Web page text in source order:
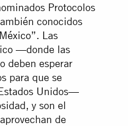
Protocolos
conocidos
. Las
—donde las
deben esperar
para que se
Unidos—
y son el
de